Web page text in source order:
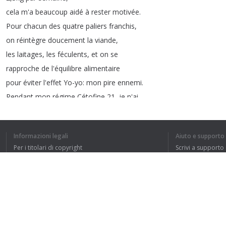
cela m'a beaucoup aidé à rester motivée.
Pour chacun des quatre paliers franchis,
on réintègre doucement la viande,
les laitages, les féculents, et on se
rapproche de l'équilibre alimentaire
pour éviter l'effet Yo-yo: mon pire ennemi.
Pendant mon régime Cétofine 21, je n'ai
apporté par les protéines
Je ne me suis pas non plus sentie fatiguée,
Informazioni legali
Per i titolari di copyright
Aiuto e supporto
Scrivi a supporto